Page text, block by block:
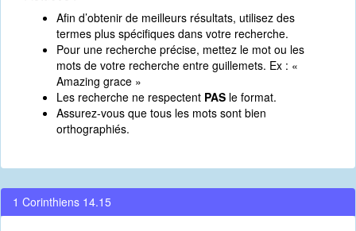
Afin d’obtenir de meilleurs résultats, utilisez des
termes plus spécifiques dans votre recherche.
Pour une recherche précise, mettez le mot ou les
mots de votre recherche entre guillemets. Ex : «
Amazing grace »
Les recherche ne respectent PAS le format.
Assurez-vous que tous les mots sont bien
orthographiés.
1 Corinthiens 14.15